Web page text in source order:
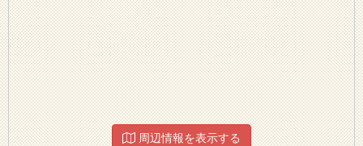
周辺情報を表示する